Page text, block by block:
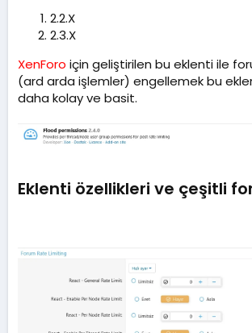
a
r
i
2.2.X
2.3.X
XenForo için geliştirilen bu eklenti ile
(ard arda işlemler) engellemek bu
daha kolay ve basit.
Eklenti özellikleri ve çeşitli